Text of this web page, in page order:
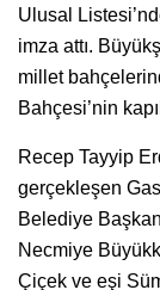
Ulusal
imza attı.
millet
Bahçesi’nin
Recep Tayyip
gerçekleşen
Belediye
Necmiye
Çiçek ve eşi